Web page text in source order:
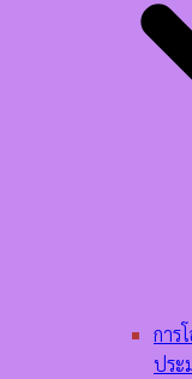
การ
ประ